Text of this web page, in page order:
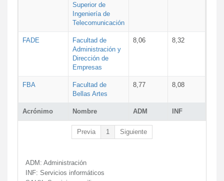
Acrónimo Nombre ADM INF
Superior de
Ingeniería de
Telecomunicación
FADE
Facultad de
Administración y
Dirección de
Empresas
8,06 8,32
FBA
Facultad de
Bellas Artes
8,77 8,08
Previa 1 Siguiente
ADM: Administración
INF: Servicios informáticos